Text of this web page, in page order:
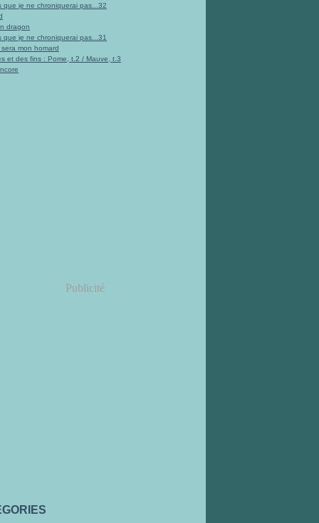
que je ne chroniquerai pas...32
dragon
que je ne chroniquerai pas...31
mon homard
et des fins : Pome, t.2 / Mauve, t.3
Publicité